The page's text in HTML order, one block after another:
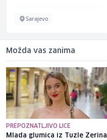
Sarajevo
Možda vas zanima
PREPOZNATLJIVO LICE
Mlada glumica iz Tuzle Zerina